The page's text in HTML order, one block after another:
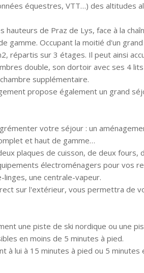
équestres, VTT…) des altitudes
hauteurs de Praz de Lys, face à la
gamme. Occupant la moitié d'un
répartis sur 3 étages. Il peut ainsi
double, son dortoir avec ses 4
supplémentaire.
propose également un grand
votre séjour : un
et haut de gamme…
plaques de cuisson, de deux fours,
électroménagers pour vos
une centrale-vapeur.
sur l'extérieur, vous permettra de
une piste de ski nordique ou une
en moins de 5 minutes à pied.
à lui à 15 minutes à pied ou 5